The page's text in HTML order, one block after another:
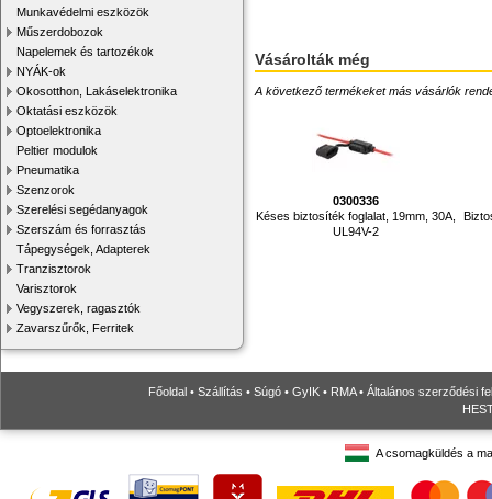
Munkavédelmi eszközök
Műszerdobozok
Napelemek és tartozékok
NYÁK-ok
Okosotthon, Lakáselektronika
Oktatási eszközök
Optoelektronika
Peltier modulok
Pneumatika
Szenzorok
Szerelési segédanyagok
Szerszám és forrasztás
Tápegységek, Adapterek
Tranzisztorok
Varisztorok
Vegyszerek, ragasztók
Zavarszűrők, Ferritek
Vásárolták még
A következő termékeket más vásárlók
0300336
Késes biztosíték foglalat, 19mm, 30A,
UL94V-2
Főoldal • Szállítás • Súgó • GyIK • RMA• Általános szerződési
A csomagküldés a